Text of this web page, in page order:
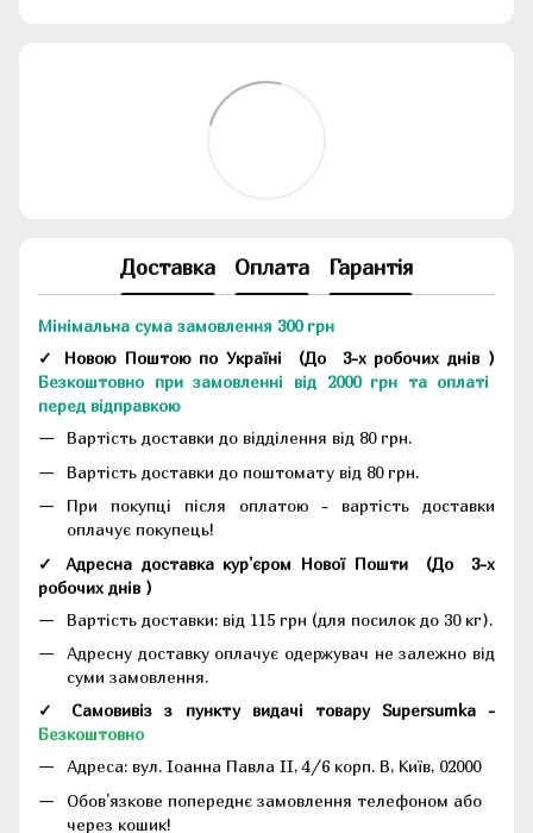
Доставка Оплата Гарантія
Мінімальна сума замовлення 300 грн
✓ Новою Поштою по Україні (До 3-х робочих днів )
Безкоштовно при замовленні від 2000 грн та оплаті
перед відправкою
Вартість доставки до відділення від 80 грн.
Вартість доставки до поштомату від 80 грн.
При покупці після оплатою - вартість доставки
оплачує покупець!
✓ Адресна доставка кур'єром Нової Пошти (До 3-х
робочих днів )
Вартість доставки: від 115 грн (для посилок до 30 кг).
Адресну доставку оплачує одержувач не залежно від
суми замовлення.
✓ Самовивіз з пункту видачі товару Supersumka -
Безкоштовно
Адреса: вул. Іоанна Павла II, 4/6 корп. В, Київ, 02000
Обов'язкове попереднє замовлення телефоном або
через кошик!